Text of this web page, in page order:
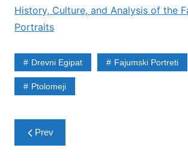
History, Culture, and Analysis of the
Portraits
Drevni Egipat Fajumski Portreti
Ptolomeji
Post
navigation
Prev